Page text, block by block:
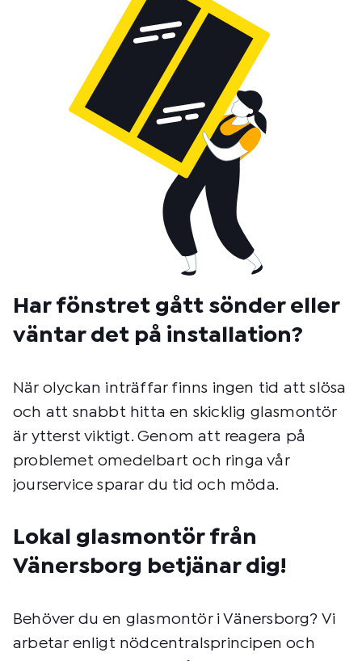
Har fönstret gått sönder eller
väntar det på installation?
När olyckan inträffar finns ingen tid att slösa
och att snabbt hitta en skicklig glasmontör
är ytterst viktigt. Genom att reagera på
problemet omedelbart och ringa vår
jourservice sparar du tid och möda.
Lokal glasmontör från
Vänersborg betjänar dig!
Behöver du en glasmontör i Vänersborg? Vi
arbetar enligt nödcentralsprincipen och